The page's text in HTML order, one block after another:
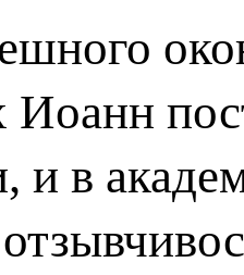
Иоанн
и в